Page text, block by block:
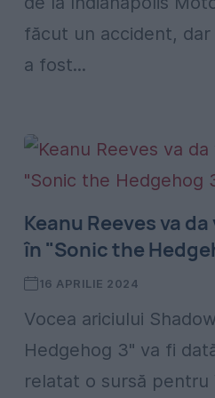
făcut un accident,
a fost...
Keanu Reeves va
în "Sonic the
16 APRILIE 2024
Vocea ariciului
Hedgehog 3" va fi
relatat o sursă pentru